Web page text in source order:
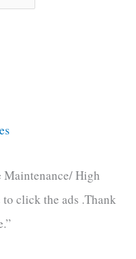
Maintenance/ High
click the ads .Thank